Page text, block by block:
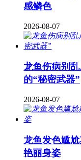
感鳞色
2026-08-07
龙鱼伤病别
的“秘密武器”
2026-08-07
龙鱼发色尴
艳丽身姿